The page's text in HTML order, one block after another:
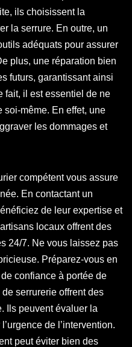
ils choisissent la
la serrure. En outre, un
adéquats pour assurer
plus, une réparation bien
futurs, garantissant ainsi
fait, il est essentiel de ne
soi-même. En effet, une
les dommages et
compétent vous assure
En contactant un
de leur expertise et
locaux offrent des
24/7. Ne vous laissez pas
Préparez-vous en
confiance à portée de
serrurerie offrent des
Ils peuvent évaluer la
de l’intervention.
peut éviter bien des